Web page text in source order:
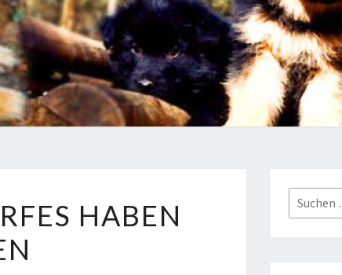
SCHÜPFER
HEXE
Langhaar
Schäferhunde
Von Den
Schüpfer
Hexen
HABEN
Suchen
nach: